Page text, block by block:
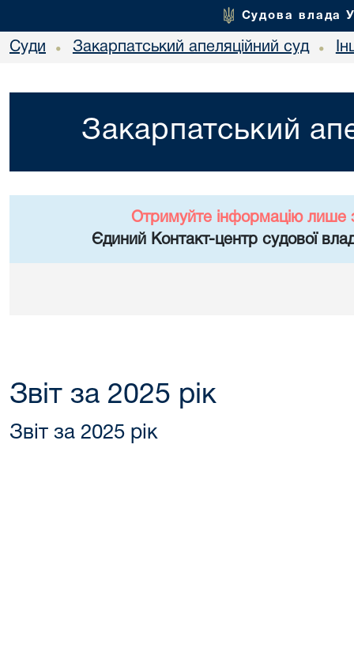
Судова влада
Суди • Закарпатський апеляційний суд •
Закарпатський
Отримуйте інформацію лише
Єдиний Контакт-центр судової
Звіт за 2025 рік
Звіт за 2025 рік